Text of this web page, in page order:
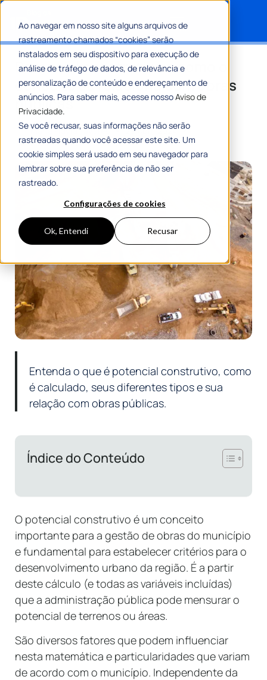
Ao navegar em nosso site alguns arquivos de
rastreamento chamados “cookies” serão
instalados em seu dispositivo para execução de
análise de tráfego de dados, de relevância e
personalização de conteúdo e endereçamento de
anúncios. Para saber mais, acesse nossoAviso de
Privacidade.
Se você recusar, suas informações não serão
rastreadas quando você acessar este site. Um
cookie simples será usado em seu navegador para
lembrar sobre sua preferência de não ser
rastreado.
Configurações de cookies
Ok, Entendi Recusar
Potencial construtivo e como o
conceito se relaciona com obras
públicas
Por Maria Flávia Tavares
29 Abril 2024
7 Min De Leitura
Entenda o que é potencial construtivo, como
é calculado, seus diferentes tipos e sua
relação com obras públicas.
Índice do Conteúdo
O potencial construtivo é um conceito
importante para a gestão de obras do município
e fundamental para estabelecer critérios para o
desenvolvimento urbano da região. É a partir
deste cálculo (e todas as variáveis incluídas)
que a administração pública pode mensurar o
potencial de terrenos ou áreas.
São diversos fatores que podem influenciar
nesta matemática e particularidades que variam
de acordo com o município. Independente da